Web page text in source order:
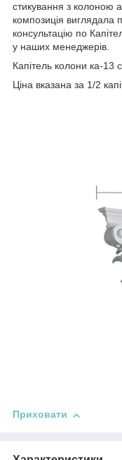
стикування з колоною
композиція виглядала
консультацію по
у наших менеджерів.
Капітель колони ка-13
Ціна вказана за 1/2
Приховати